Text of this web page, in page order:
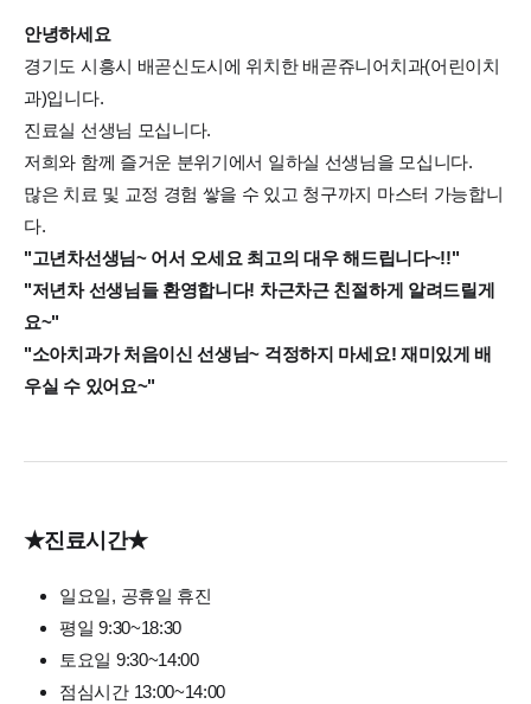
안녕하세요
경기도 시흥시 배곧신도시에 위치한 배곧쥬니어치과(어린이치
과)입니다.
진료실 선생님 모십니다.
저희와 함께 즐거운 분위기에서 일하실 선생님을 모십니다.
많은 치료 및 교정 경험 쌓을 수 있고 청구까지 마스터 가능합니
다.
"고년차선생님~ 어서 오세요 최고의 대우 해드립니다~!!"
"저년차 선생님들 환영합니다! 차근차근 친절하게 알려드릴게
요~"
"소아치과가 처음이신 선생님~ 걱정하지 마세요! 재미있게 배
우실 수 있어요~"
★진료시간★
일요일, 공휴일 휴진
평일 9:30~18:30
토요일 9:30~14:00
점심시간 13:00~14:00